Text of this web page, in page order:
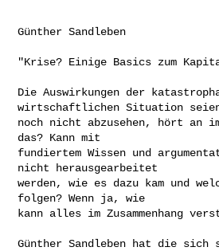
Günther Sandleben
"Krise? Einige Basics zum
Die Auswirkungen der
wirtschaftlichen Situation
noch nicht abzusehen, hört an
das? Kann mit
fundiertem Wissen und
nicht herausgearbeitet
werden, wie es dazu kam und
folgen? Wenn ja, wie
kann alles im Zusammenhang
Günther Sandleben hat die sich